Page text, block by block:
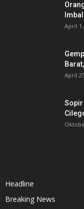
April 1,
April
Sopir
Headline
Breaking News